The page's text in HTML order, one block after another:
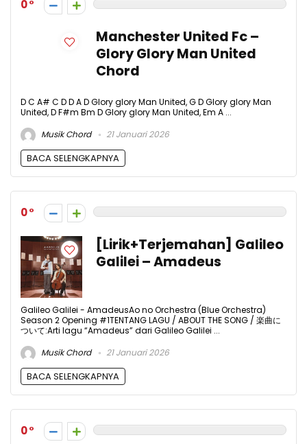
0
Manchester United Fc –
Glory Glory Man United
Chord
D C A# C D D A D Glory glory Man United, G D Glory glory Man
United, D F#m Bm D Glory glory Man United, Em A ...
Musik Chord
21 Januari 2026
BACA SELENGKAPNYA
0
[Lirik+Terjemahan] Galileo
Galilei – Amadeus
Galileo Galilei - AmadeusAo no Orchestra (Blue Orchestra)
Season 2 Opening #1TENTANG LAGU / ABOUT THE SONG / 楽曲に
ついて:Arti lagu “Amadeus” dari Galileo Galilei ...
Musik Chord
21 Januari 2026
BACA SELENGKAPNYA
0